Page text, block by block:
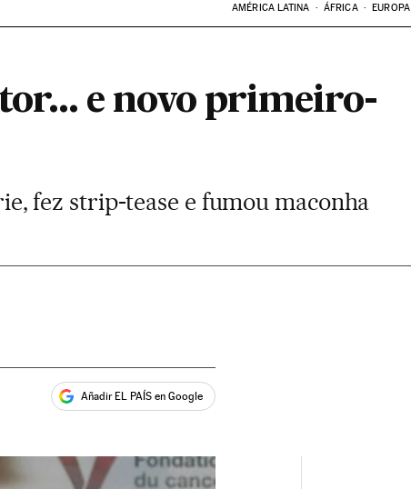
AMÉRICA LATINA ÁFRICA EUROPA
e novo primeiro-
fez strip-tease e fumou maconha
Añadir EL PAÍS en Google